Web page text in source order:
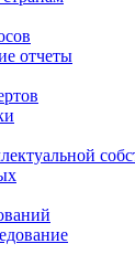
отчеты